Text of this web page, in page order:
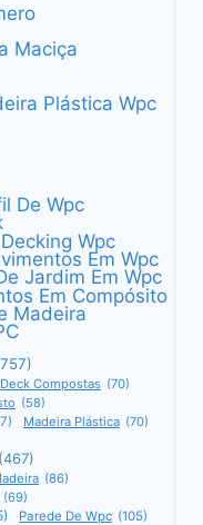
Maciça
Plástica Wpc
De Wpc
Wpc
Em Wpc
Jardim Em Wpc
Em Compósito
Madeira
Compostas (70)
(58)
Madeira Plástica (70)
(467)
(86)
(69)
Parede De Wpc (105)